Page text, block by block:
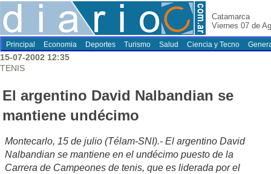
Catamarca
Viernes 07 de
Principal Economia Deportes Turismo Salud Ciencia y Tecno
15-07-2002 12:35
TENIS
El argentino David Nalbandian se
mantiene undécimo
Montecarlo, 15 de julio (Télam-SNI).- El argentino David
Nalbandian se mantiene en el undécimo puesto de la
Carrera de Campeones de tenis, que es liderada por el